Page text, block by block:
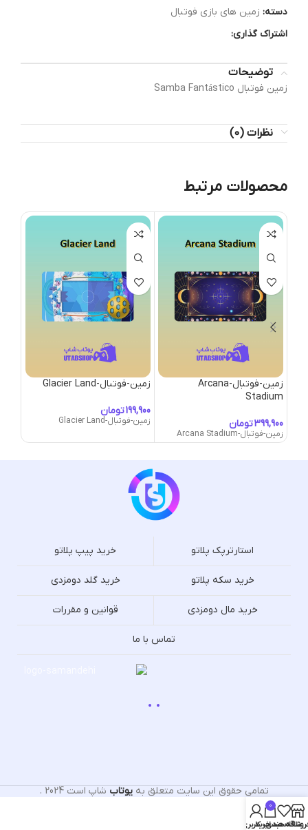
دسته: زمین های بازی فوتبال
اشتراک گذاری:
توضیحات
زمین فوتبال Samba Fantástico
نظرات (0)
محصولات مرتبط
زمین-فوتبال-Arcana
Stadium
تومان
زمین-فوتبال-Arcana Stadium
زمین-فوتبال-Glacier Land
تومان
زمین-فوتبال-Glacier Land
استارترپک پلاتو خرید پیپ پلاتو
خرید سکه پلاتو خرید گلد دومزدی
خرید مال دومزدی قوانین و مقررات
تماس با ما
تمامی حقوق این سایت متعلق بهیوتاب شاپ است 2024
.
علاقه مندی
0
سبد خرید
حساب کاربری من